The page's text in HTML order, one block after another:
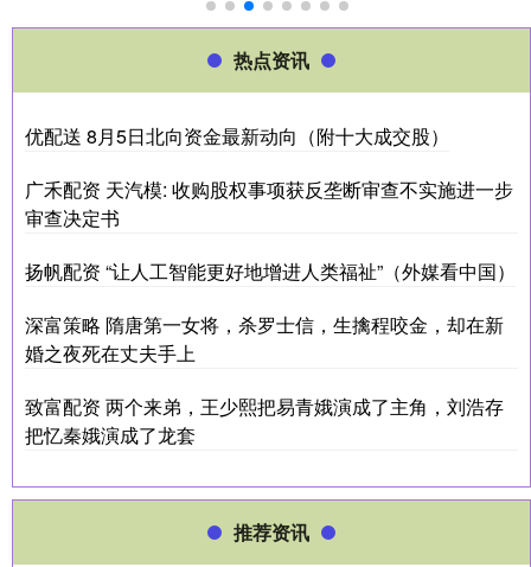
热点资讯
优配送 8月5日北向资金最新动向（附十大成交股）
广禾配资 天汽模: 收购股权事项获反垄断审查不实施进一步
审查决定书
扬帆配资 “让人工智能更好地增进人类福祉”（外媒看中国）
深富策略 隋唐第一女将，杀罗士信，生擒程咬金，却在新
婚之夜死在丈夫手上
致富配资 两个来弟，王少熙把易青娥演成了主角，刘浩存
把忆秦娥演成了龙套
推荐资讯